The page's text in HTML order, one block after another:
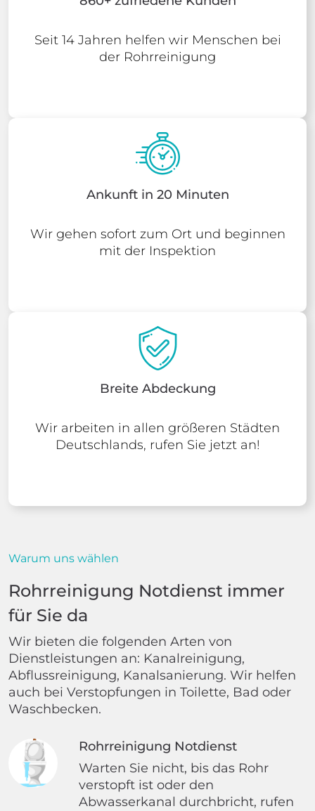
Seit 14 Jahren helfen wir Menschen bei
der Rohrreinigung
Ankunft in 20 Minuten
Wir gehen sofort zum Ort und beginnen
mit der Inspektion
Breite Abdeckung
Wir arbeiten in allen größeren Städten
Deutschlands, rufen Sie jetzt an!
Warum uns wählen
Rohrreinigung Notdienst immer
für Sie da
Wir bieten die folgenden Arten von
Dienstleistungen an: Kanalreinigung,
Abflussreinigung, Kanalsanierung. Wir helfen
auch bei Verstopfungen in Toilette, Bad oder
Waschbecken.
Rohrreinigung Notdienst
Warten Sie nicht, bis das Rohr
verstopft ist oder den
Abwasserkanal durchbricht, rufen